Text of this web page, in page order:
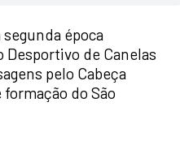
época
de Canelas
pelo Cabeça
do São